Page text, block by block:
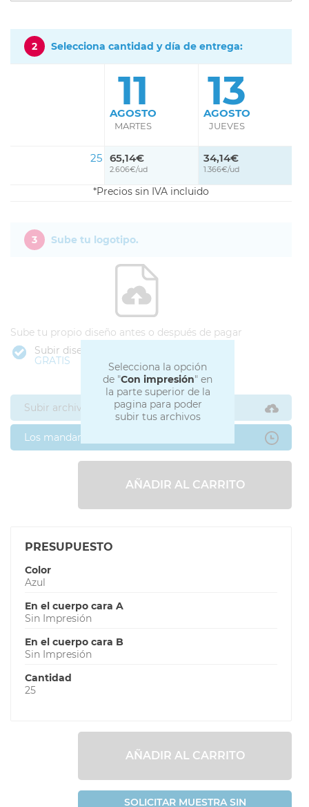
2 Selecciona cantidad y día de entrega:
11
AGOSTO
MARTES
13
AGOSTO
JUEVES
25 65,14€
2.606€/ud
34,14€
1.366€/ud
Precios sin IVA incluido
Selecciona la opción
de "Con impresión" en
la parte superior de la
pagina para poder
subir tus archivos
3 Sube tu logotipo.
Sube tu propio diseño antes o después de pagar
Subir diseño
GRATIS
Subir archivos ahora
Los mandaré después
AÑADIR AL CARRITO
PRESUPUESTO
Color
Azul
En el cuerpo cara A
Sin Impresión
En el cuerpo cara B
Sin Impresión
Cantidad
25
AÑADIR AL CARRITO
SOLICITAR MUESTRA SIN